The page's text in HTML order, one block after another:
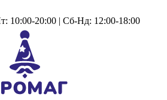
10:00-20:00 | Сб-Нд: 12:00-18:00